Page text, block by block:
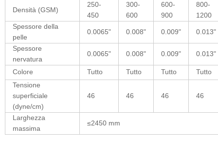
Densità (GSM)
250-
450
300-
600
600-
900
800-
1200
Spessore della
pelle
0.0065" 0.008" 0.009" 0.013"
Spessore
nervatura
0.0065" 0.008" 0.009" 0.013"
Colore Tutto Tutto Tutto
Tutto
Tensione
superficiale
(dyne/cm)
46 46 46 46
Larghezza
massima
≤2450 mm